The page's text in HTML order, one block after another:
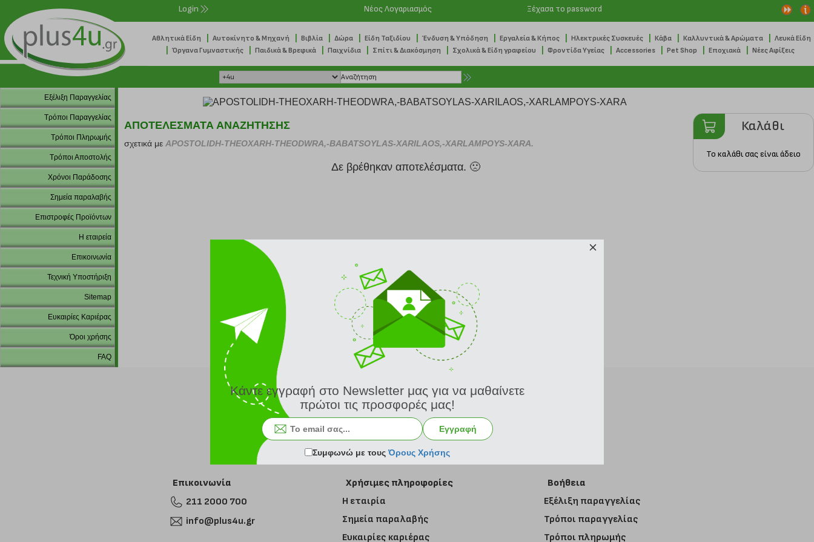
Login Νέος Λογαριασμός Ξέχασα το password
Αθλητικά Είδη Αυτοκίνητο & Μηχανή Βιβλία Δώρα Είδη Ταξιδίου Ένδυση & Υπόδηση Εργαλεία & Κήπος Ηλεκτρικές Συσκευές Κάβα Καλλυντικά & Αρώματα Λευκά Είδη
Όργανα Γυμναστικής Παιδικά & Βρεφικά Παιχνίδια Σπίτι & Διακόσμηση Σχολικά & Είδη γραφείου Φροντίδα Υγείας Accessories Pet Shop Εποχιακά Νέες Αφίξεις
Εξέλιξη Παραγγελίας
Τρόποι Παραγγελίας
Τρόποι Πληρωμής
Τρόποι Αποστολής
Χρόνοι Παράδοσης
Σημεία παραλαβής
Επιστροφές Προϊόντων
Η εταιρεία
Επικοινωνία
Τεχνική Υποστήριξη
Sitemap
Ευκαιρίες Καριέρας
Όροι χρήσης
FAQ
ΑΠΟΤΕΛΕΣΜΑΤΑ ΑΝΑΖΗΤΗΣΗΣ
σχετικά με APOSTOLIDH-THEOXARH-THEODWRA,-BABATSOYLAS-XARILAOS,-XARLAMPOYS-XARA.
Δε βρέθηκαν αποτελέσματα. 🙁
Καλάθι
Το καλάθι σας είναι άδειο
Εγγραφή στο newsletter
Επικοινωνία
211 2000 700
info@plus4u.gr
Χρήσιμες πληροφορίες
Η εταιρία
Σημεία παραλαβής
Ευκαιρίες καριέρας
Βοήθεια
Εξέλιξη παραγγελίας
Τρόποι παραγγελίας
Τρόποι πληρωμής
Κάντε εγγραφή στο Newsletter μας για να μαθαίνετε
πρώτοι τις προσφορές μας!
Εγγραφή
Συμφωνώ με τουςΌρους Χρήσης